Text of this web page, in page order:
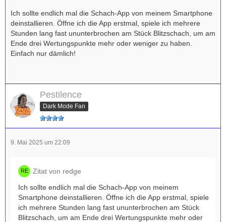
Ich sollte endlich mal die Schach-App von meinem Smartphone
deinstallieren. Öffne ich die App erstmal, spiele ich mehrere
Stunden lang fast ununterbrochen am Stück Blitzschach, um am
Ende drei Wertungspunkte mehr oder weniger zu haben.
Einfach nur dämlich!
Pestilence
Dark Mode Fan
9. Mai 2025 um 22:09
Zitat von redge
Ich sollte endlich mal die Schach-App von meinem
Smartphone deinstallieren. Öffne ich die App erstmal, spiele
ich mehrere Stunden lang fast ununterbrochen am Stück
Blitzschach, um am Ende drei Wertungspunkte mehr oder